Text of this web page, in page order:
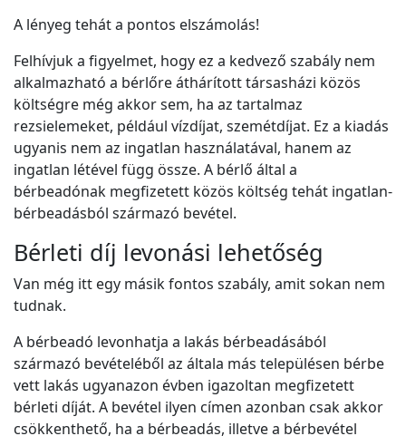
A lényeg tehát a pontos elszámolás!
Felhívjuk a figyelmet, hogy ez a kedvező szabály nem
alkalmazható a bérlőre áthárított társasházi közös
költségre még akkor sem, ha az tartalmaz
rezsielemeket, például vízdíjat, szemétdíjat. Ez a kiadás
ugyanis nem az ingatlan használatával, hanem az
ingatlan létével függ össze. A bérlő által a
bérbeadónak megfizetett közös költség tehát ingatlan-
bérbeadásból származó bevétel.
Bérleti díj levonási lehetőség
Van még itt egy másik fontos szabály, amit sokan nem
tudnak.
A bérbeadó levonhatja a lakás bérbeadásából
származó bevételéből az általa más településen bérbe
vett lakás ugyanazon évben igazoltan megfizetett
bérleti díját. A bevétel ilyen címen azonban csak akkor
csökkenthető, ha a bérbeadás, illetve a bérbevétel